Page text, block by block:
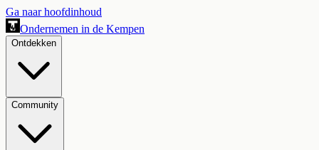
Ga naar hoofdinhoud
Ondernemen in de Kempen
Ontdekken
Community